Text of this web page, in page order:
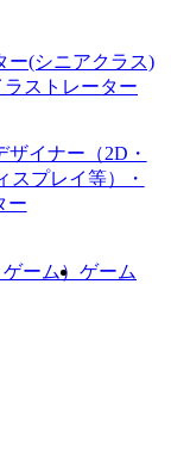
ー(シニアクラス)
ストレーター
ザイナー（2D・
スプレイ等）・
ー
ーム） ゲーム